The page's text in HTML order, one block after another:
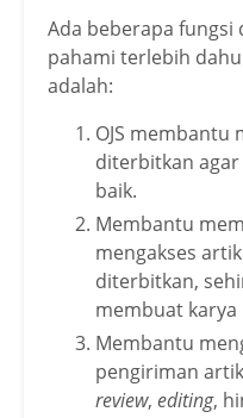
Ada beberapa fungsi
pahami terlebih
adalah:
OJS membantu
diterbitkan
baik.
Membantu
mengakses
diterbitkan,
membuat karya
Membantu
pengiriman
review, editing,